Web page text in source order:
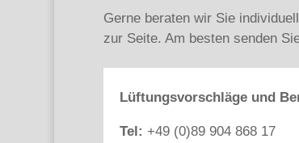
Gerne beraten wir Sie
zur Seite. Am besten senden
Lüftungsvorschläge und
Tel: +49 (0)89 904 868 17